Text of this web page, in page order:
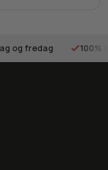
og fredag 100%